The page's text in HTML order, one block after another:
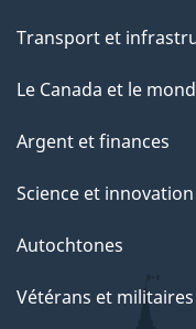
Transport et
Le Canada et le
Argent et finances
Science et innovation
Autochtones
Vétérans et militaires